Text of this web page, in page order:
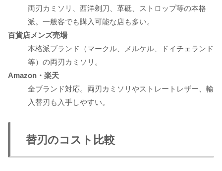
両刃カミソリ、西洋剃刀、革砥、ストロップ等の本格
派。一般客でも購入可能な店も多い。
百貨店メンズ売場
本格派ブランド（マークル、メルケル、ドイチェランド
等）の両刃カミソリ。
Amazon・楽天
全ブランド対応。両刃カミソリやストレートレザー、輸
入替刃も入手しやすい。
替刃のコスト比較